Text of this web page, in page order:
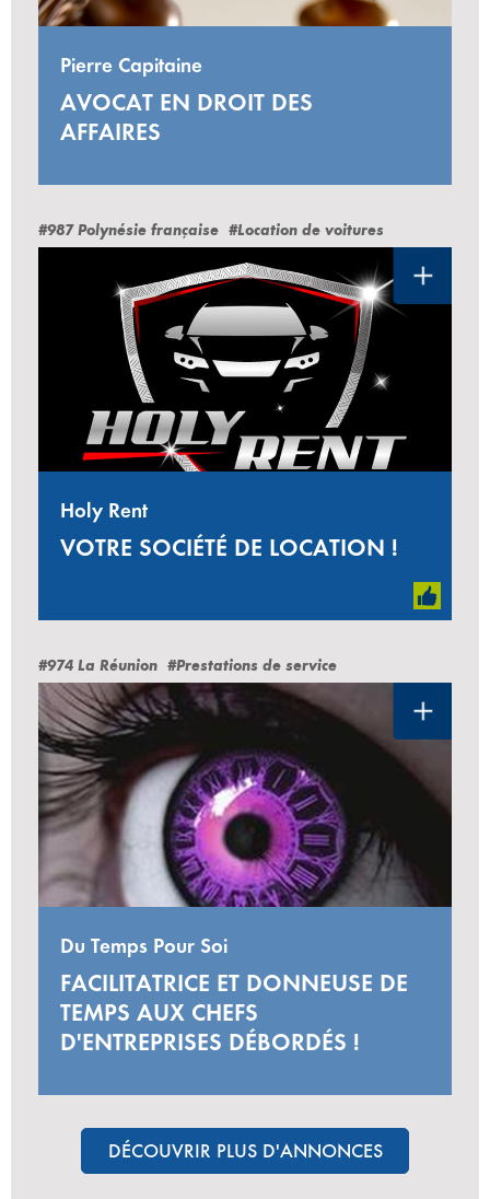
Pierre Capitaine
AVOCAT EN DROIT DES
AFFAIRES
#987 Polynésie française #Location de voitures
Holy Rent
VOTRE SOCIÉTÉ DE LOCATION !
#974 La Réunion #Prestations de service
Du Temps Pour Soi
FACILITATRICE ET DONNEUSE DE
TEMPS AUX CHEFS
D'ENTREPRISES DÉBORDÉS !
DÉCOUVRIR PLUS D'ANNONCES